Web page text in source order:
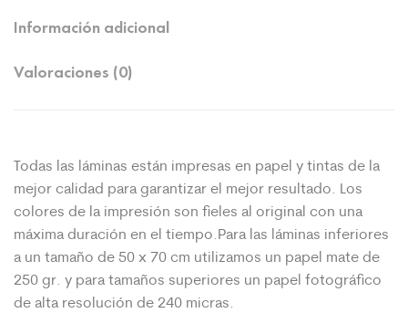
Información adicional
Valoraciones (0)
Todas las láminas están impresas en papel y tintas de la
mejor calidad para garantizar el mejor resultado. Los
colores de la impresión son fieles al original con una
máxima duración en el tiempo.Para las láminas inferiores
a un tamaño de 50 x 70 cm utilizamos un papel mate de
250 gr. y para tamaños superiores un papel fotográfico
de alta resolución de 240 micras.